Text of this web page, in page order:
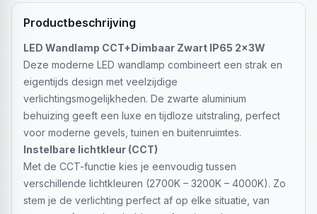
Productbeschrijving
LED Wandlamp CCT+Dimbaar Zwart IP65 2x3W
Deze moderne LED wandlamp combineert een strak en
eigentijds design met veelzijdige
verlichtingsmogelijkheden. De zwarte aluminium
behuizing geeft een luxe en tijdloze uitstraling, perfect
voor moderne gevels, tuinen en buitenruimtes.
Instelbare lichtkleur (CCT)
Met de CCT-functie kies je eenvoudig tussen
verschillende lichtkleuren (2700K – 3200K – 4000K). Zo
stem je de verlichting perfect af op elke situatie, van